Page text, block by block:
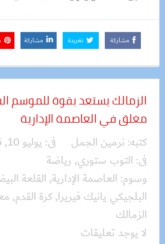
مشاركة تغريدة مشاركة
الزمالك يستعد بقوة للموسم
مغلق في العاصمة الإدارية
كتبه: نرمين الجمل فى: يوليو 10, 2025
فى: التوب ستوري, رياضة
وسوم: العاصمة الإدارية, القلعة
البلجيكي يانيك فيريرا,كرة القدم,
الزمالك
لا يوجد تعليقات